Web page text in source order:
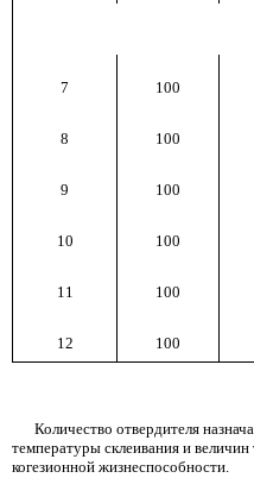
7 100
8 100
9 100
10 100
11 100
12 100
Количество отвердителя
температуры склеивания и
когезионной жизнеспособности.